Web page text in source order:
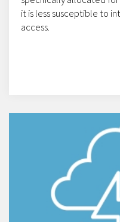
it is less susceptible to
access.